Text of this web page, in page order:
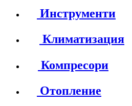
Инструменти
Климатизация
Компресори
Отопление